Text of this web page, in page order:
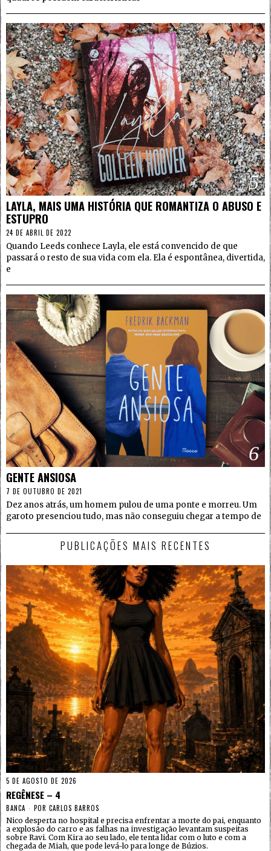
5
LAYLA, MAIS UMA HISTÓRIA QUE ROMANTIZA O ABUSO E
ESTUPRO
24 DE ABRIL DE 2022
Quando Leeds conhece Layla, ele está convencido de que
passará o resto de sua vida com ela. Ela é espontânea, divertida,
e
6
GENTE ANSIOSA
7 DE OUTUBRO DE 2021
Dez anos atrás, um homem pulou de uma ponte e morreu. Um
garoto presenciou tudo, mas não conseguiu chegar a tempo de
PUBLICAÇÕES MAIS RECENTES
5 DE AGOSTO DE 2026
REGÊNESE – 4
BANCA POR CARLOS BARROS
Nico desperta no hospital e precisa enfrentar a morte do pai, enquanto
a explosão do carro e as falhas na investigação levantam suspeitas
sobre Ravi. Com Kira ao seu lado, ele tenta lidar com o luto e com a
chegada de Miah, que pode levá-lo para longe de Búzios.